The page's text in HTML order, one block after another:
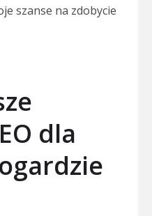
szanse na zdobycie
dla